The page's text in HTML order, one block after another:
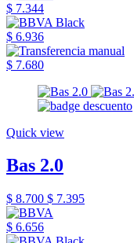
$ 7.344
$ 6.936
$ 7.680
Quick view
Bas 2.0
$ 8.700 $ 7.395
$ 6.656